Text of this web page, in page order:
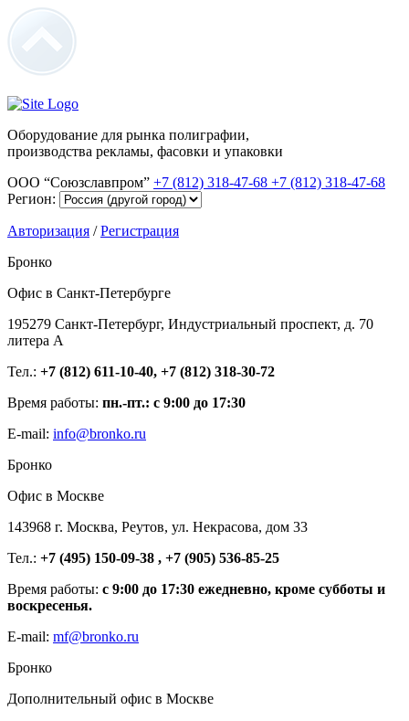
Оборудование для рынка полиграфии,
производства рекламы, фасовки и упаковки
ООО “Союзславпром” +7 (812) 318-47-68 +7 (812) 318-47-68
Регион:
Авторизация /Регистрация
Бронко
Офис в Санкт-Петербурге
195279 Санкт-Петербург, Индустриальный проспект, д. 70
литера А
Тел.: +7 (812) 611-10-40, +7 (812) 318-30-72
Время работы: пн.-пт.: с 9:00 до 17:30
E-mail: info@bronko.ru
Бронко
Офис в Москве
143968 г. Москва, Реутов, ул. Некрасова, дом 33
Тел.: +7 (495) 150-09-38 , +7 (905) 536-85-25
Время работы: с 9:00 до 17:30 ежедневно, кроме субботы и
воскресенья.
E-mail: mf@bronko.ru
Бронко
Дополнительный офис в Москве